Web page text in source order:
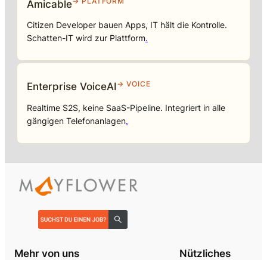
Amicable
Citizen Developer bauen Apps, IT hält die Kontrolle.
Schatten-IT wird zur Plattform.
Enterprise VoiceAI→ VOICE
Realtime S2S, keine SaaS-Pipeline. Integriert in alle
gängigen Telefonanlagen.
Mehr von uns Nützliches